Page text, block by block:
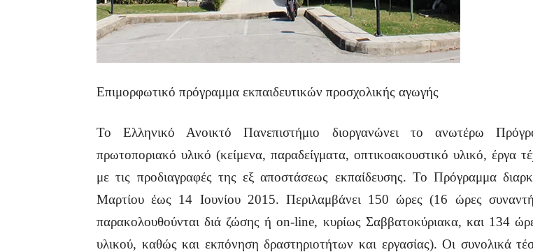
Επιμορφωτικό πρόγραμμα εκπαιδευτικών προσχολικής αγωγής
Το Ελληνικό Ανοικτό Πανεπιστήμιο διοργανώνει το ανωτέρω
πρωτοποριακό υλικό (κείμενα, παραδείγματα, οπτικοακουστικό υλικό, έργα
με τις προδιαγραφές της εξ αποστάσεως εκπαίδευσης. Το Πρόγραμμα
Μαρτίου έως 14 Ιουνίου 2015. Περιλαμβάνει 150 ώρες (16 ώρες
παρακολουθούνται διά ζώσης ή on-line, κυρίως Σαββατοκύριακα, και 134
υλικού, καθώς και εκπόνηση δραστηριοτήτων και εργασίας). Οι συνολικά